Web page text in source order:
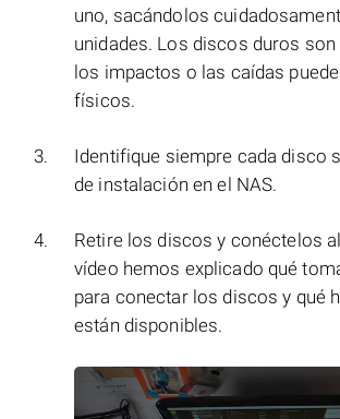
uno, sacándolos
unidades. Los discos duros
los impactos o las caídas
físicos.
Identifique siempre cada disco
de instalación en el NAS.
Retire los discos y conéctelos
vídeo hemos explicado qué
para conectar los discos y qué
están disponibles.